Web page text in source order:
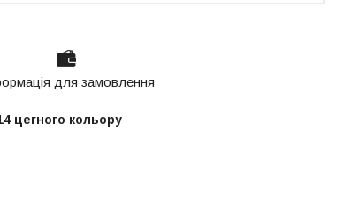
для замовлення
цегного кольору